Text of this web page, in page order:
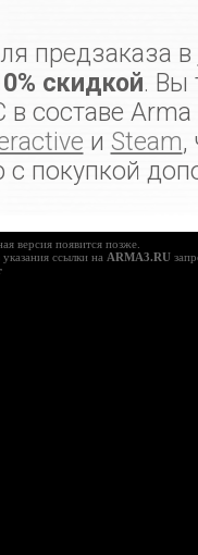
предзаказа в
скидкой. Вы
в составе
и Steam,
покупкой
версия появится позже.
ссылки на ARMA3.RU